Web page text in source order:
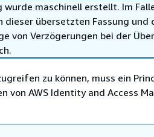
wurde maschinell erstellt. Im
dieser übersetzten Fassung und
von Verzögerungen bei der
zu können, muss ein
von AWS Identity and Access